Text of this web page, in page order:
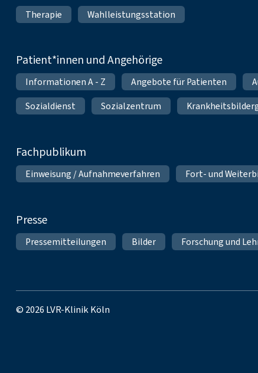
Therapie
Wahlleistungsstation
Patient*innen und Angehörige
Informationen A - Z Angebote für Patienten
Sozialdienst
Sozialzentrum
Fachpublikum
Einweisung / Aufnahmeverfahren Fort- und
Presse
Pressemitteilungen Bilder Forschung und
© 2026 LVR-Klinik Köln